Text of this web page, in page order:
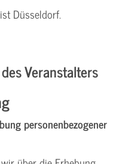
Düsseldorf.
Veranstalters
personenbezogener